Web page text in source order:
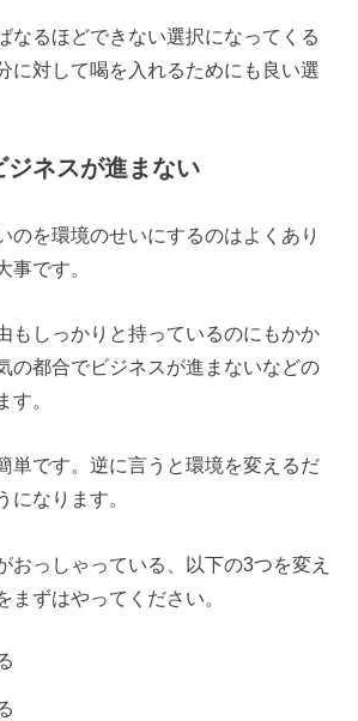
なるほどできない選択になってくる
に対して喝を入れるためにも良い選
ジネスが進まない
のを環境のせいにするのはよくあり
事です。
もしっかりと持っているのにもかか
の都合でビジネスが進まないなどの
す。
単です。逆に言うと環境を変えるだ
になります。
おっしゃっている、以下の3つを変え
まずはやってください。